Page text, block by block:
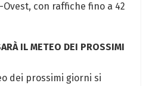
con raffiche fino a 42
IL METEO DEI PROSSIMI
dei prossimi giorni si